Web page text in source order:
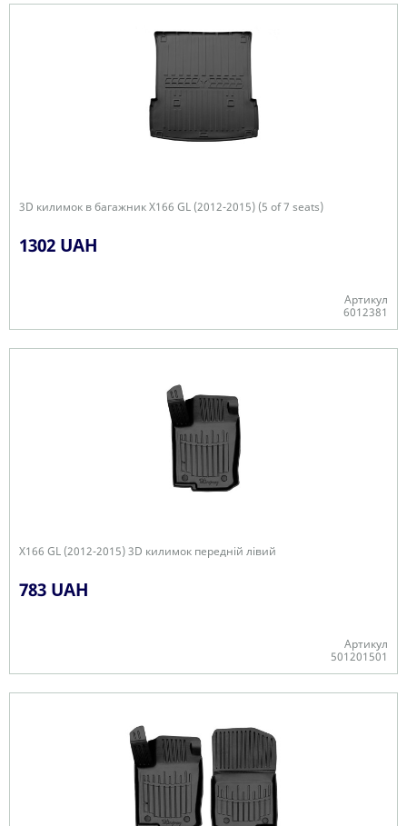
3D килимок в багажник X166 GL (2012-2015) (5 of 7 seats)
1302 UAH
Артикул
6012381
X166 GL (2012-2015) 3D килимок передній лівий
783 UAH
Артикул
501201501